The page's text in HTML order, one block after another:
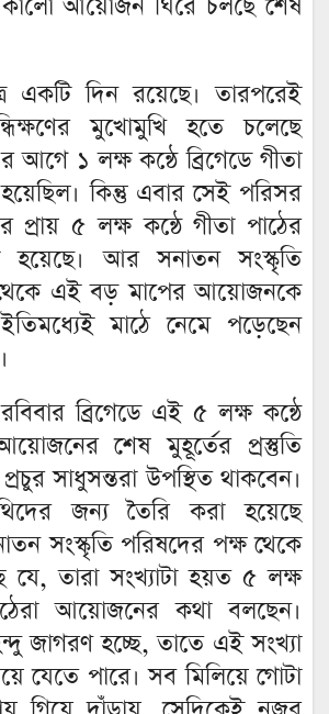
আয়োজন ঘিরে চলছে শেষ
একটি দিন রয়েছে। তারপরেই
মুখোমুখি হতে চলেছে
আগে ১ লক্ষ কন্ঠে ব্রিগেডে গীতা
কিন্তু এবার সেই পরিসর
৫ লক্ষ কন্ঠে গীতা পাঠের
আর সনাতন সংস্কৃতি
এই বড় মাপের আয়োজনকে
মাঠে নেমে পড়েছেন
ব্রিগেডে এই ৫ লক্ষ কন্ঠে
শেষ মুহূর্তের প্রস্তুতি
সাধুসন্তরা উপস্থিত থাকবেন।
জন্য তৈরি করা হয়েছে
সংস্কৃতি পরিষদের পক্ষ থেকে
যে, তারা সংখ্যাটা হয়ত ৫ লক্ষ
আয়োজনের কথা বলছেন।
জাগরণ হচ্ছে, তাতে এই সংখ্যা
যেতে পারে। সব মিলিয়ে গোটা